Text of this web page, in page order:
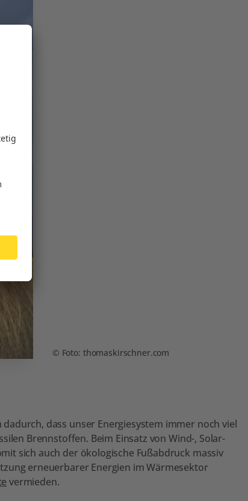
Foto: thomaskirschner.com
dass unser Energiesystem immer noch viel
Brennstoffen. Beim Einsatz von Wind-, Solar-
sich auch der ökologische Fußabdruck massiv
erneuerbarer Energien im Wärmesektor
vermieden.